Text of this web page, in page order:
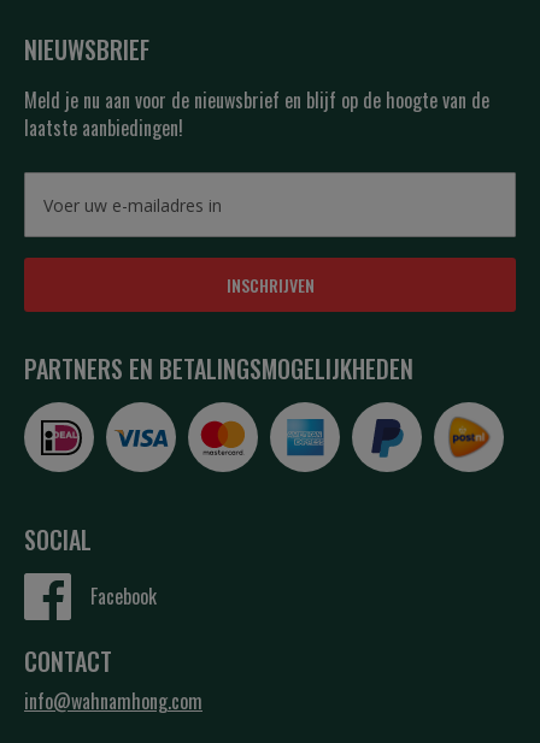
NIEUWSBRIEF
Meld je nu aan voor de nieuwsbrief en blijf op de hoogte van de
laatste aanbiedingen!
INSCHRIJVEN
PARTNERS EN BETALINGSMOGELIJKHEDEN
SOCIAL
Facebook
CONTACT
info@wahnamhong.com